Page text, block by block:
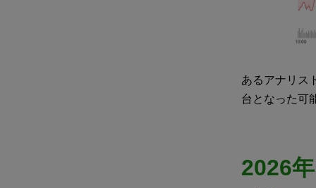
あるアナリス
台となった可
2026